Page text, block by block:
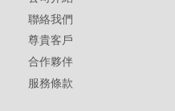
聯絡我們
尊貴客戶
合作夥伴
服務條款